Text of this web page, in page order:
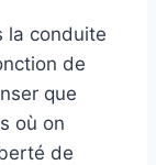
la conduite
de
que
où on
de